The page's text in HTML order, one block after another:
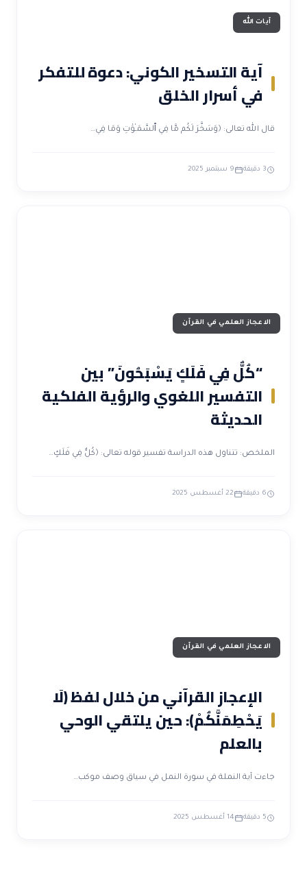
آيات الله
آية التسخير الكوني: دعوة للتفكر
في أسرار الخلق
قال الله تعالى: ﴿وَسَخَّرَ لَكُم مَّا فِي ٱلسَّمَـٰوَٰتِ وَمَا فِي…
3 دقيقة 9 سبتمبر 2025
الاعجاز العلمي في القرآن
“كُلٌّ فِي فَلَكٍ يَسْبَحُونَ” بين
التفسير اللغوي والرؤية الفلكية
الحديثة
الملخص: تتناول هذه الدراسة تفسير قوله تعالى: ﴿كُلٌّ فِي فَلَكٍ…
6 دقيقة 22 أغسطس 2025
الاعجاز العلمي في القرآن
الإعجاز القرآني من خلال لفظ ﴿لَا
يَحْطِمَنَّكُمْ﴾: حين يلتقي الوحي
بالعلم
جاءت آية النملة في سورة النمل في سياق وصف موكب…
5 دقيقة 14 أغسطس 2025